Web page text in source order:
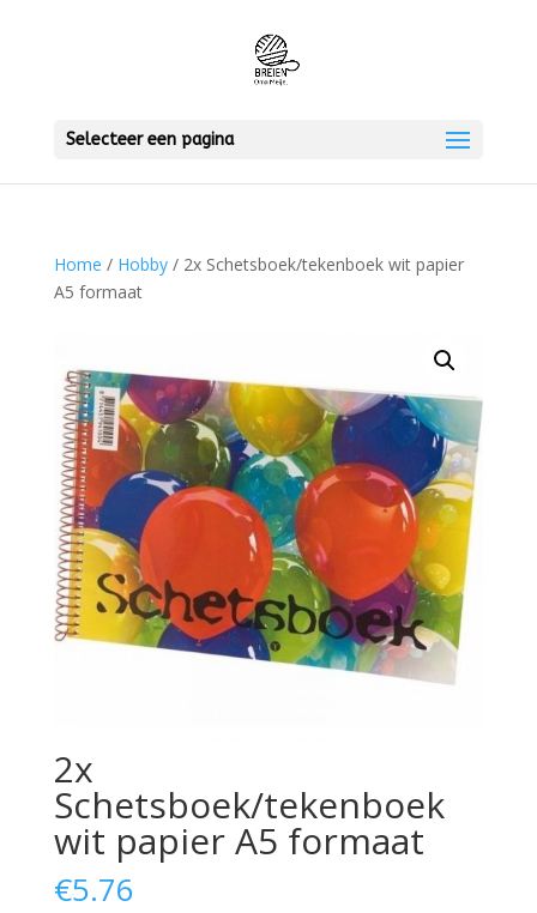
Selecteer een pagina
Home / Hobby/ 2x Schetsboek/tekenboek wit papier
A5 formaat
2x
Schetsboek/tekenboek
wit papier A5 formaat
€5.76